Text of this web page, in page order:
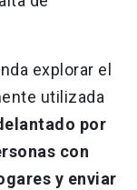
explorar el
utilizada
por
con
y enviar